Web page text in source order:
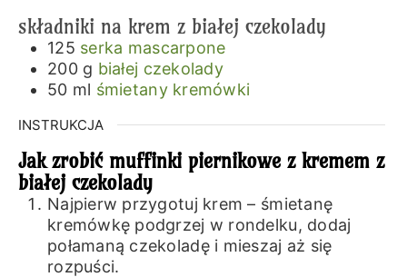
składniki na krem z białej czekolady
125 serka mascarpone
200 g białej czekolady
50 ml śmietany kremówki
INSTRUKCJA
Jak zrobić muffinki piernikowe z kremem z
białej czekolady
Najpierw przygotuj krem – śmietanę
kremówkę podgrzej w rondelku, dodaj
połamaną czekoladę i mieszaj aż się
rozpuści.